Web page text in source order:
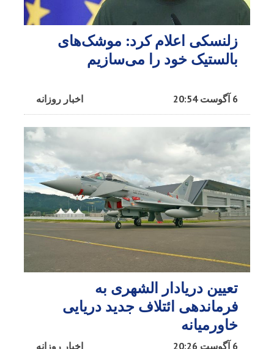
زلنسکی اعلام کرد: موشک‌های
بالستیک خود را می‌سازیم
اخبار روزانه 6 آگوست 20:54
تعیین دریادار الشهری به
فرماندهی ائتلاف جدید دریایی
خاورمیانه
اخبار روزانه 6 آگوست 20:26